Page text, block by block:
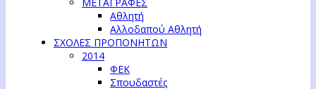
Αθλητή
Αλλοδαπού Αθλητή
ΣΧΟΛΕΣ ΠΡΟΠΟΝΗΤΩΝ
2014
ΦΕΚ
Σπουδαστές